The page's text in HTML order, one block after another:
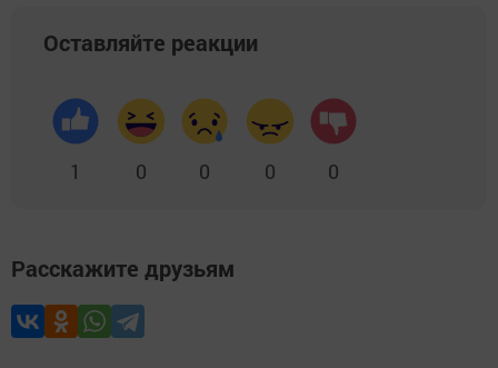
Оставляйте реакции
1 0 0 0 0
Расскажите друзьям